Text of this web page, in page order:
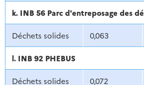
k. INB 56 Parc d'entreposage des
Déchets solides 0,063
l. INB 92 PHEBUS
Déchets solides 0,072